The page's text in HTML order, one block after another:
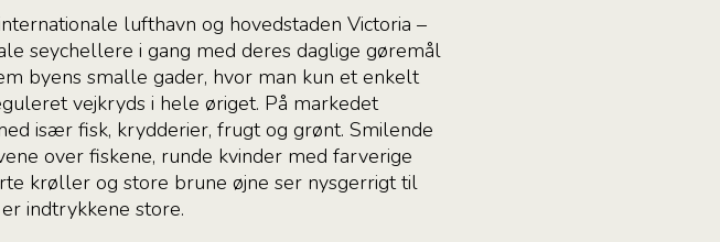
lufthavn og hovedstaden Victoria –
seychellere i gang med deres daglige gøremål
byens smalle gader, hvor man kun et enkelt
vejkryds i hele øriget. På markedet
især fisk, krydderier, frugt og grønt. Smilende
over fiskene, runde kvinder med farverige
krøller og store brune øjne ser nysgerrigt til
indtrykkene store.